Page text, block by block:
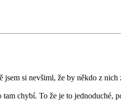
si nevšiml, že by někdo z nich
chybí. To že je to